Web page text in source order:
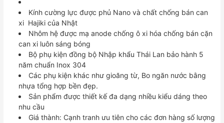
Kính cường lực được phủ Nano và chất chống bán can
xi Hajiki của Nhật
Nhôm hệ được mạ anode chống ô xi hóa chống bán cặn
can xi luôn sáng bóng
Bộ phụ kiện đồng bộ Nhập khẩu Thái Lan bảo hành 5
năm chuẩn Inox 304
Các phụ kiện khác như gioăng từ, Bo ngăn nước bằng
nhựa tổng hợp bền đẹp.
Sản phẩm được thiết kế đa dạng nhiều kiểu dáng theo
nhu cầu
Giá thành: Cạnh tranh ưu tiên cho các đơn hàng số lượng